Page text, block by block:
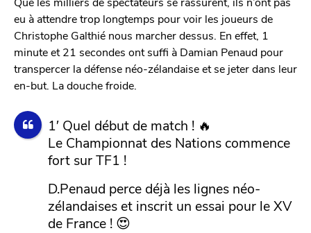
eu à attendre trop longtemps pour voir les joueurs de
Christophe Galthié nous marcher dessus. En effet, 1
minute et 21 secondes ont suffi à Damian Penaud pour
transpercer la défense néo-zélandaise et se jeter dans leur
en-but. La douche froide.
1′ Quel début de match ! 🔥
Le Championnat des Nations commence
fort sur TF1 !
D.Penaud perce déjà les lignes néo-
zélandaises et inscrit un essai pour le XV
de France ! 😍